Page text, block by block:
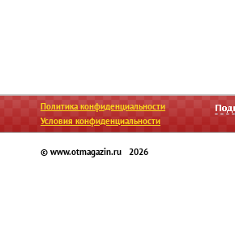
Политика конфиденциальности
Условия конфиденциальности
© www.otmagazin.ru 2026